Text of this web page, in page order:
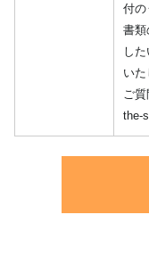
付の
書類
し
いた
ご
the-